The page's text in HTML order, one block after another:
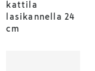
kattila
lasikannella 24
cm